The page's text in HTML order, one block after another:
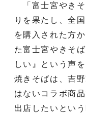
「富士宮やきそ
りを果たし、全
を購入された方
た富士宮やきそ
しい』という声
焼きそばは、吉
はないコラボ商
出店したいとい